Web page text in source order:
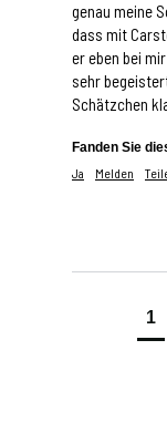
genau meine
dass mit
er eben bei
sehr
Schätzchen
Fanden Sie
Ja
Melden
1